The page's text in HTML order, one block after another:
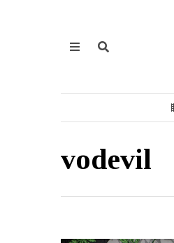
vodevil